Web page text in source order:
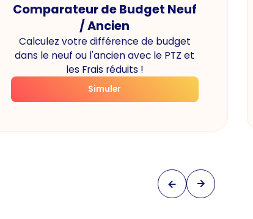
Comparateur de Budget Neuf
/ Ancien
Calculez votre différence de budget
dans le neuf ou l'ancien avec le PTZ et
les Frais réduits !
Simuler